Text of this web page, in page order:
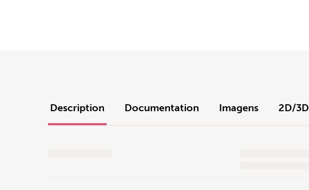
Description Documentation Imagens 2D/3D